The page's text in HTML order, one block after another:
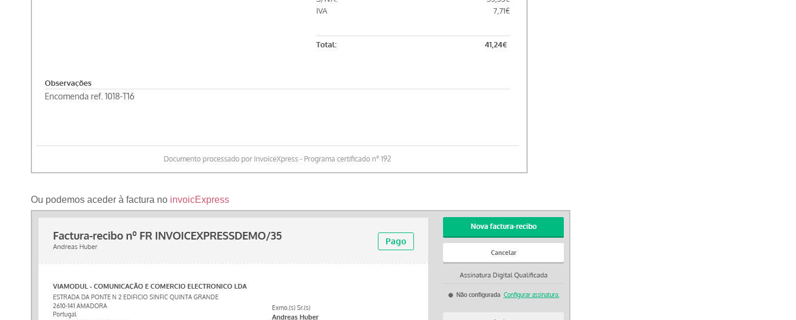
Ou podemos aceder à factura no invoicExpress